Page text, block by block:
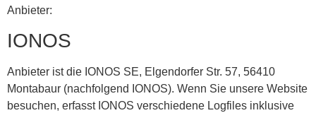
Anbieter:
IONOS
Anbieter ist die IONOS SE, Elgendorfer Str. 57, 56410
Montabaur (nachfolgend IONOS). Wenn Sie unsere Website
besuchen, erfasst IONOS verschiedene Logfiles inklusive